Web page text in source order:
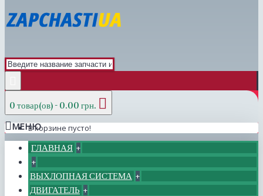
0 товар(ов) - 0.00 грн.
В корзине пусто!
МЕНЮ
ГЛАВНАЯ +
+
ВЫХЛОПНАЯ СИСТЕМА +
ДВИГАТЕЛЬ +